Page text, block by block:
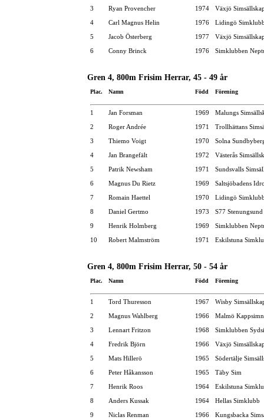
3
Ryan Provencher 1974
Växjö
4
Carl Magnus Helin 1976
Lidingö
5
Jacob Österberg 1977
Växjö
6
Conny Brinck 1976 Simklubben
Gren 4, 800m Frisim Herrar, 45 - 49 år
Plac. Namn Född Förening
1 Jan Forsman 1969
Malungs
2
Roger Andrée 1971
Trollhättans
3
Thiemo Voigt 1970
Solna
4
Jan Brangefält 1972
Västerås
5
Patrik Newsham 1971
Sundsvalls
6
Magnus Du Rietz 1969
Saltsjöbadens
7
Romain Haettel 1970
Lidingö
8
Daniel Gertmo 1973
S77 Stenungsund
9
Henrik Holmberg 1969
Simklubben
10
Robert Malmström 1971 Eskilstuna
Gren 4, 800m Frisim Herrar, 50 - 54 år
Plac. Namn Född Förening
1 Tord Thuresson 1967
Wisby
2
Magnus Wahlberg 1966
Malmö
3
Lennart Fritzon 1968
Simklubben
4
Fredrik Björn 1966
Växjö
5
Mats Hillerö 1965
Södertälje
6
Peter Håkansson 1965
Täby Sim
7
Henrik Roos 1964
Eskilstuna
8
Anders Kussak 1964
Hellas Simklubb
9
Niclas Renman 1966
Kungsbacka